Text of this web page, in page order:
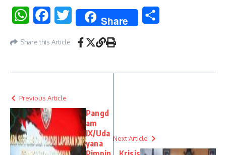
WhatsAppFacebookTwitter Share
Share this Article
Previous Article
Pangd
am
IX/Uda
yana
Next Article